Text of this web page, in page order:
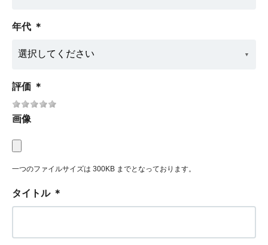
年代 ＊
評価 ＊
画像
一つのファイルサイズは 300KB までとなっております。
タイトル ＊